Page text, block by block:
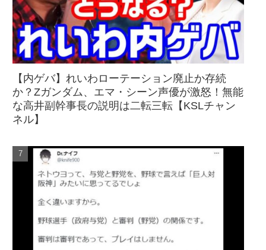
【内ゲバ】れいわローテーション廃止か存続
か？Zガンダム、エマ・シーン声優が激怒！無能
な高井副幹事長の説明は二転三転【KSLチャン
ネル】